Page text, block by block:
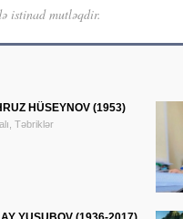
istinad mutləqdir.
HÜSEYNOV (1953)
Təbriklər